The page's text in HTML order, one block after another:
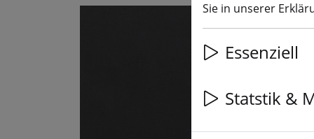
Sie in unserer
Essenziell
Statstik &